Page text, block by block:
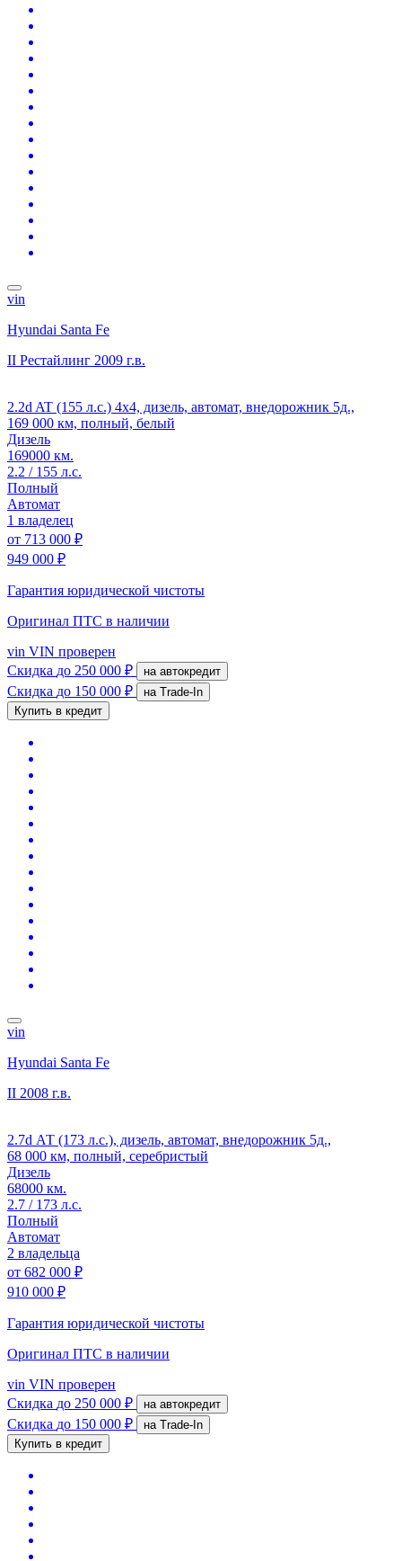
vin
Hyundai Santa Fe
II Рестайлинг 2009 г.в.
2.2d AT (155 л.с.) 4x4, дизель, автомат, внедорожник 5д.,
169 000 км, полный, белый
Дизель
169000 км.
2.2 / 155 л.с.
Полный
Автомат
1 владелец
от 713 000 ₽
949 000 ₽
Гарантия юридической чистоты
Оригинал ПТС в наличии
vin VIN проверен
Скидка до 250 000 ₽ на автокредит
Скидка до 150 000 ₽
на Trade-In
Купить в кредит
vin
Hyundai Santa Fe
II 2008 г.в.
2.7d АТ (173 л.с.), дизель, автомат, внедорожник 5д.,
68 000 км, полный, серебристый
Дизель
68000 км.
2.7 / 173 л.с.
Полный
Автомат
2 владельца
от 682 000 ₽
910 000 ₽
Гарантия юридической чистоты
Оригинал ПТС в наличии
vin VIN проверен
Скидка до 250 000 ₽ на автокредит
Скидка до 150 000 ₽
на Trade-In
Купить в кредит